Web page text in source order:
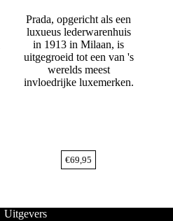
Prada, opgericht als een
luxueus lederwarenhuis
in 1913 in Milaan, is
uitgegroeid tot een van 's
werelds meest
invloedrijke luxemerken.
€69,95
Uitgevers